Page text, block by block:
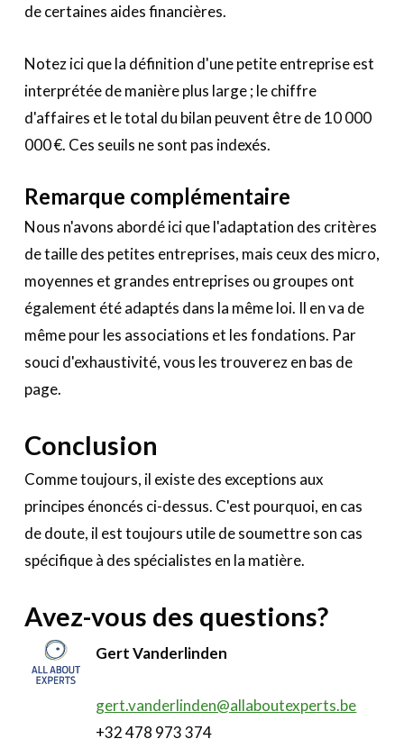
de certaines aides financières.
Notez ici que la définition d'une petite entreprise est
interprétée de manière plus large ; le chiffre
d'affaires et le total du bilan peuvent être de 10 000
000 €. Ces seuils ne sont pas indexés.
Remarque complémentaire
Nous n'avons abordé ici que l'adaptation des critères
de taille des petites entreprises, mais ceux des micro,
moyennes et grandes entreprises ou groupes ont
également été adaptés dans la même loi. Il en va de
même pour les associations et les fondations. Par
souci d'exhaustivité, vous les trouverez en bas de
page.
Conclusion
Comme toujours, il existe des exceptions aux
principes énoncés ci-dessus. C'est pourquoi, en cas
de doute, il est toujours utile de soumettre son cas
spécifique à des spécialistes en la matière.
Avez-vous des questions?
Gert Vanderlinden
gert.vanderlinden@allaboutexperts.be
+32 478 973 374